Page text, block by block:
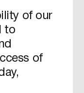
of our
to
of